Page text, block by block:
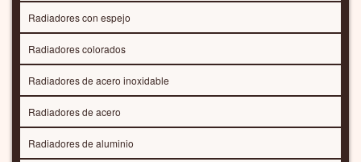
Radiadores con espejo
Radiadores colorados
Radiadores de acero inoxidable
Radiadores de acero
Radiadores de aluminio